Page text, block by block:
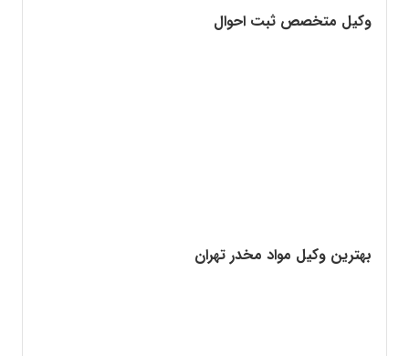
وکیل متخصص ثبت احوال
بهترین وکیل مواد مخدر تهران